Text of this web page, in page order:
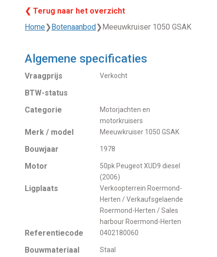
❮ Terug naar het overzicht
Home❯Botenaanbod❯Meeuwkruiser 1050 GSAK
Algemene specificaties
Vraagprijs Verkocht
BTW-status
Categorie
Motorjachten en
motorkruisers
Merk / model Meeuwkruiser 1050 GSAK
Bouwjaar 1978
Motor
50pk Peugeot XUD9 diesel
(2006)
Ligplaats
Verkoopterrein Roermond-
Herten / Verkaufsgelaende
Roermond-Herten / Sales
harbour Roermond-Herten
Referentiecode 0402180060
Bouwmateriaal Staal